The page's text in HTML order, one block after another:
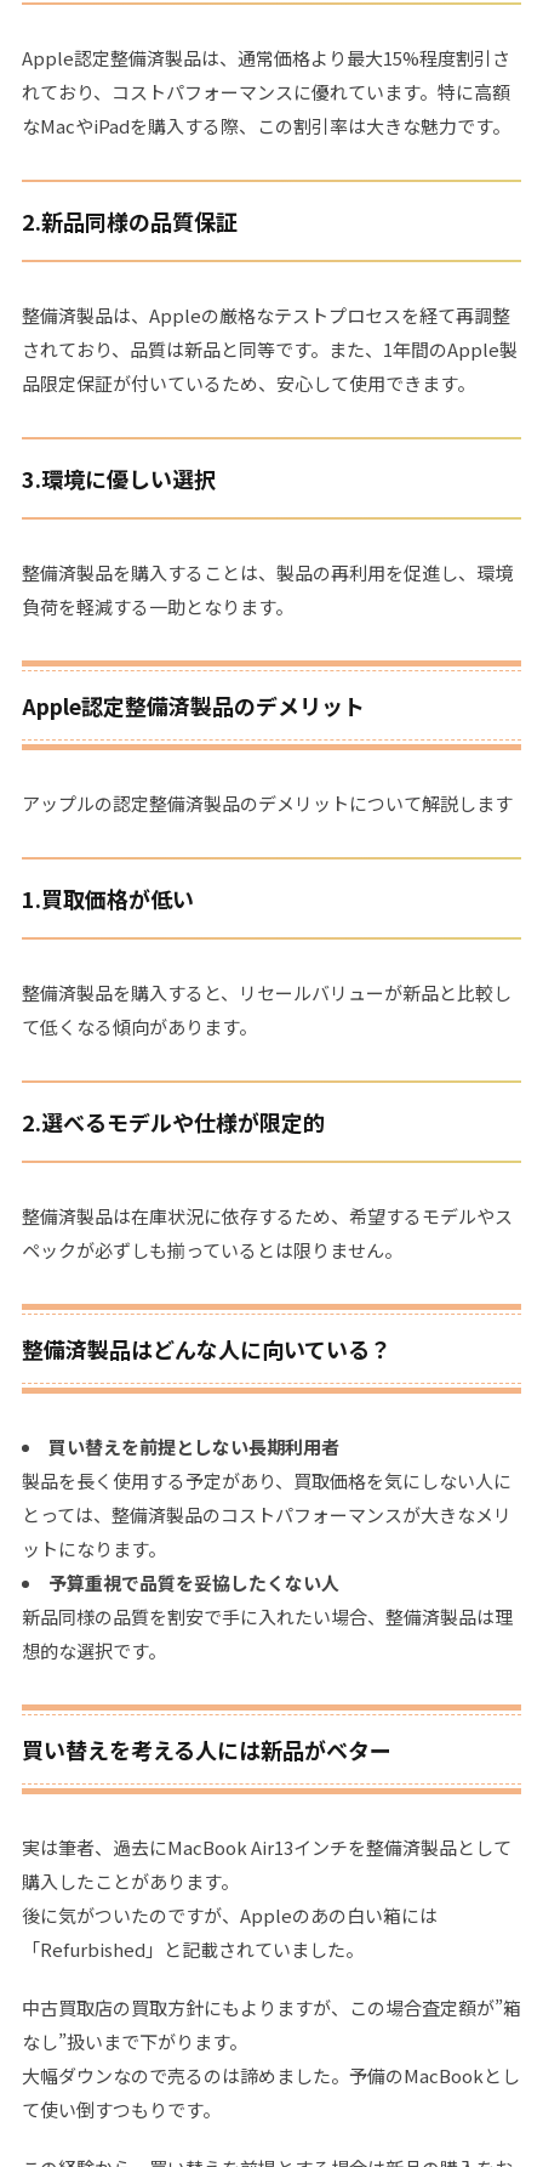
Apple認定整備済製品は、通常価格より最大15%程度割引さ
れており、コストパフォーマンスに優れています。特に高額
なMacやiPadを購入する際、この割引率は大きな魅力です。
2.新品同様の品質保証
整備済製品は、Appleの厳格なテストプロセスを経て再調整
されており、品質は新品と同等です。また、1年間のApple製
品限定保証が付いているため、安心して使用できます。
3.環境に優しい選択
整備済製品を購入することは、製品の再利用を促進し、環境
負荷を軽減する一助となります。
Apple認定整備済製品のデメリット
アップルの認定整備済製品のデメリットについて解説します
1.買取価格が低い
整備済製品を購入すると、リセールバリューが新品と比較し
て低くなる傾向があります。
2.選べるモデルや仕様が限定的
整備済製品は在庫状況に依存するため、希望するモデルやス
ペックが必ずしも揃っているとは限りません。
整備済製品はどんな人に向いている？
買い替えを前提としない長期利用者
製品を長く使用する予定があり、買取価格を気にしない人に
とっては、整備済製品のコストパフォーマンスが大きなメリ
ットになります。
予算重視で品質を妥協したくない人
新品同様の品質を割安で手に入れたい場合、整備済製品は理
想的な選択です。
買い替えを考える人には新品がベター
実は筆者、過去にMacBook Air13インチを整備済製品として
購入したことがあります。
後に気がついたのですが、Appleのあの白い箱には
「Refurbished」と記載されていました。
中古買取店の買取方針にもよりますが、この場合査定額が”箱
なし”扱いまで下がります。
大幅ダウンなので売るのは諦めました。予備のMacBookとし
て使い倒すつもりです。